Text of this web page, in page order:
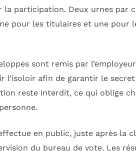
participation. Deux urnes par
pour les titulaires et une pour
sont remis par
l’isoloir afin de garantir le
reste interdit, ce qui oblige
en public, juste après la
du bureau de vote. Les